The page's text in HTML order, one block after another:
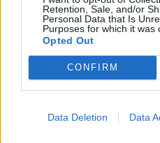
Retention, Sale, and/or
Personal Data that Is
Purposes for which it was
Opted Out
CONFIRM
Data Deletion Data